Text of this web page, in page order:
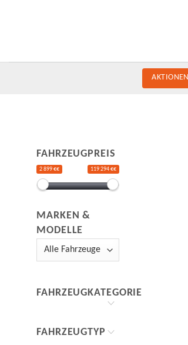
AKTIONEN
FAHRZEUGPREIS
2 899 €€ 119 294 €€
MARKEN &
MODELLE
FAHRZEUGKATEGORIE
FAHRZEUGTYP